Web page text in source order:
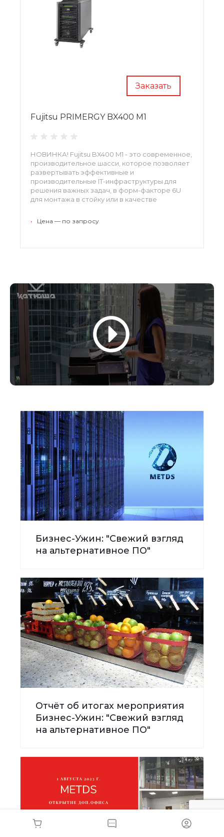
Заказать
Fujitsu PRIMERGY BX400 M1
НОВИНКА! Fujitsu BX400 M1 - это современное,
производительное шасси, которое позволяет
развертывать эффективные и
производительные IT-инфраструктуры для
решения важных задач, в форм-факторе 6U
для монтажа в стойку или в качестве
(блейд-серверов или модулей хранения).
• Цена — по запросу
Бизнес-Ужин: "Свежий взгляд
на альтернативное ПО"
Отчёт об итогах мероприятия
Бизнес-Ужин: "Свежий взгляд
на альтернативное ПО"